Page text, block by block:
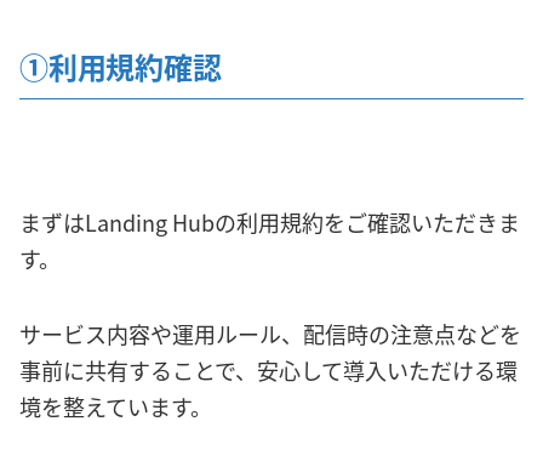
①利用規約確認
まずはLanding Hubの利用規約をご確認いただきま
す。
サービス内容や運用ルール、配信時の注意点などを
事前に共有することで、安心して導入いただける環
境を整えています。